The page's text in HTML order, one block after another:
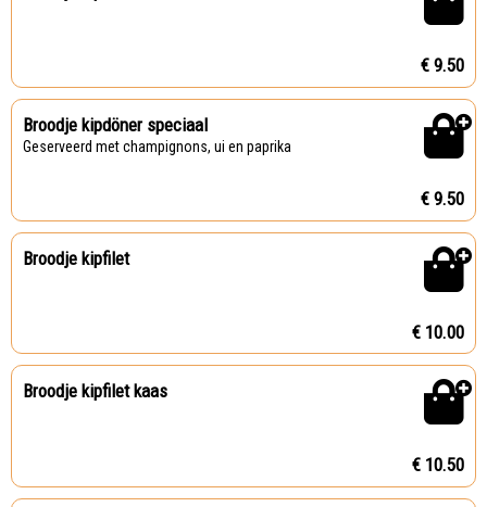
€ 9.50
Broodje kipdöner speciaal
Geserveerd met champignons, ui en paprika
€ 9.50
Broodje kipfilet
€ 10.00
Broodje kipfilet kaas
€ 10.50